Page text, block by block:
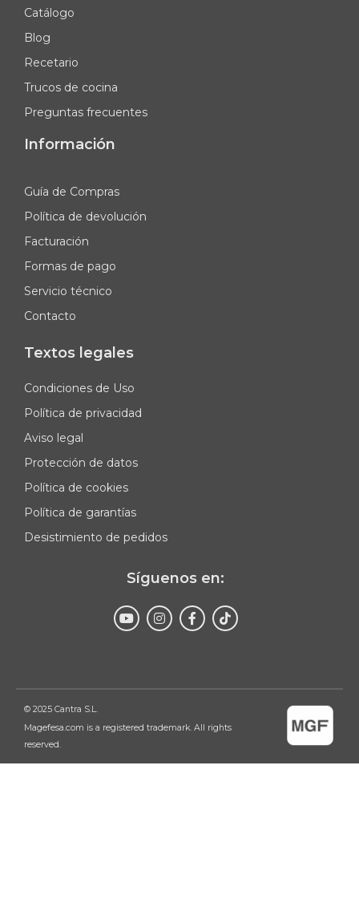
Catálogo
Blog
Recetario
Trucos de cocina
Preguntas frecuentes
Información
Guía de Compras
Política de devolución
Facturación
Formas de pago
Servicio técnico
Contacto
Textos legales
Condiciones de Uso
Política de privacidad
Aviso legal
Protección de datos
Política de cookies
Política de garantías
Desistimiento de pedidos
Síguenos en:
© 2025 Cantra S.L.
Magefesa.com is a registered trademark. All rights
reserved.